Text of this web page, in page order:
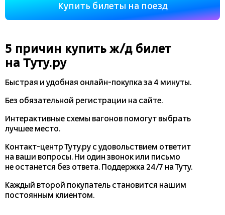
Купить билеты на поезд
5 причин купить ж/д билет
на Туту.ру
Быстрая и удобная онлайн-покупказа 4 минуты.
Без обязательной регистрации на сайте.
Интерактивные схемы вагонов помогут выбрать
лучшее место.
Контакт-центр Туту.ру с удовольствием ответит
на ваши вопросы. Ни один звонок или письмо
не останется без ответа. Поддержка 24/7 на Туту.
Каждый второй покупатель становится нашим
постоянным клиентом.